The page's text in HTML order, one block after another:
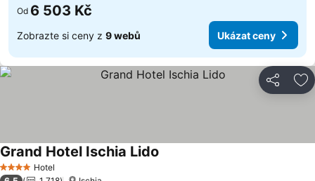
Od 6 503 Kč
Zobrazte si ceny z 9 webů Ukázat ceny
Sdílet
4 Počet hvězdiček
Hotel
Grand Hotel Ischia Lido